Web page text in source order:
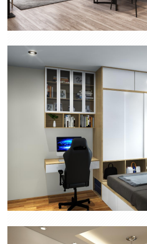
NỘI THẤT TRỌN GÓI CĂN HỘ CHUNG CƯ 2
GETWAY
CĂN HỘ DIAMOND RIVERSIDE